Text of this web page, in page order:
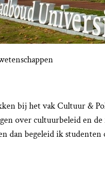
bij het vak Cultuur &
over cultuurbeleid en
dan begeleid ik